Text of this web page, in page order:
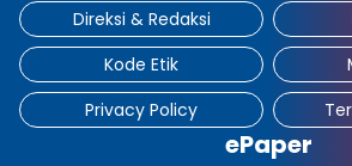
Direksi & Redaksi
Kode Etik
Privacy Policy
ePaper